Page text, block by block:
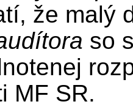
že malý
so
MF SR.